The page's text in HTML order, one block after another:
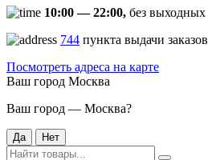
10:00 — 22:00, без выходных
744 пункта выдачи заказов
Посмотреть адреса на карте
Ваш город Москва
Ваш город — Москва?
Да Нет